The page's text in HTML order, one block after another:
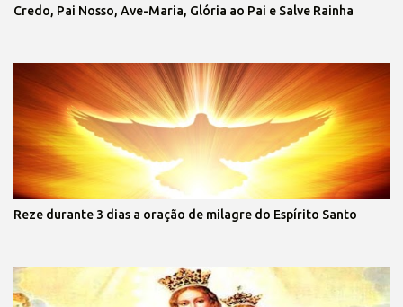
Credo, Pai Nosso, Ave-Maria, Glória ao Pai e Salve Rainha
Reze durante 3 dias a oração de milagre do Espírito Santo